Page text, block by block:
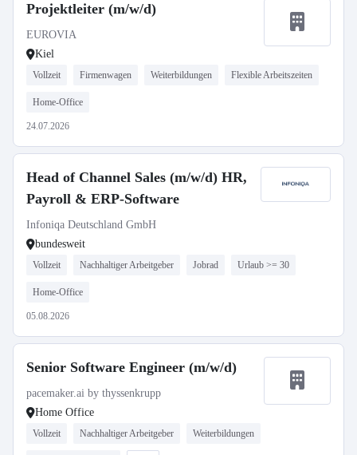
Projektleiter (m/w/d)
EUROVIA
Kiel
Vollzeit Firmenwagen Weiterbildungen Flexible Arbeitszeiten
Home-Office
24.07.2026
Head of Channel Sales (m/w/d) HR,
Payroll & ERP-Software
Infoniqa Deutschland GmbH
bundesweit
Vollzeit Nachhaltiger Arbeitgeber Jobrad Urlaub >= 30
Home-Office
05.08.2026
Senior Software Engineer (m/w/d)
pacemaker.ai by thyssenkrupp
Home Office
Vollzeit Nachhaltiger Arbeitgeber Weiterbildungen